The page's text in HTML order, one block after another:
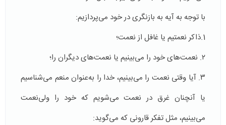
با توجه به آیه به بازنگری در خود می‌پردازیم:
1.ذاکر نعمتیم یا غافل از نعمت؛
۲. نعمت‌های خود را می‌بینیم یا نعمت‌های دیگران را؛
۳. آیا وقتی نعمت را می‌بینیم، خدا را به‌عنوان منعم می‌شناسیم
یا آنچنان غرق در نعمت می‌شویم که خود را ولی‌نعمت
می‌بینیم، مثل تفکر قارونی که می‌گوید: